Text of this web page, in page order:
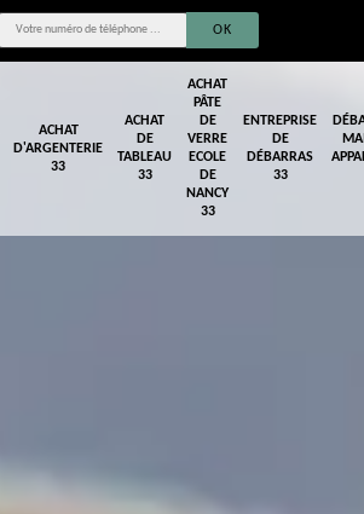
ACHAT
D'ARGENTERIE
33
ACHAT
DE
TABLEAU
33
ACHAT
PÂTE
DE
VERRE
ECOLE
DE
NANCY
33
ENTREPRISE
DE
DÉBARRAS
33